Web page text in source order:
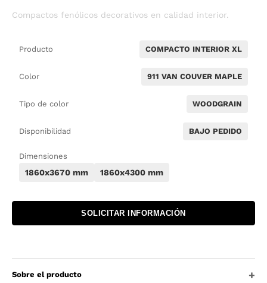
Compactos fenólicos decorativos en calidad interior.
Producto COMPACTO INTERIOR XL
Color 911 VAN COUVER MAPLE
Tipo de color WOODGRAIN
Disponibilidad BAJO PEDIDO
Dimensiones
1860x3670 mm 1860x4300 mm
SOLICITAR INFORMACIÓN
Sobre el producto